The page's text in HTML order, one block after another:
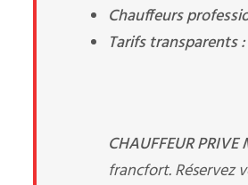
Chauffeurs
Tarifs transparents :
CHAUFFEUR PRIVE
francfort. Réservez